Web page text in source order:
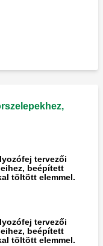
radiátorszelepek és
radiátorokhoz.
Balkezes
tervezői
beépített
töltött elemmel.
tervezői
beépített
töltött elemmel.